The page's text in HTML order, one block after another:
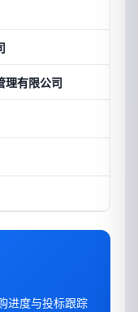
理有限公司
进度与投标跟踪